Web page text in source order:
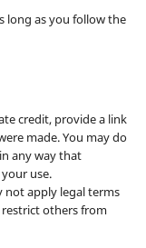
long as you follow the
credit, provide a link
made. You may do
any way that
use.
not apply legal terms
others from